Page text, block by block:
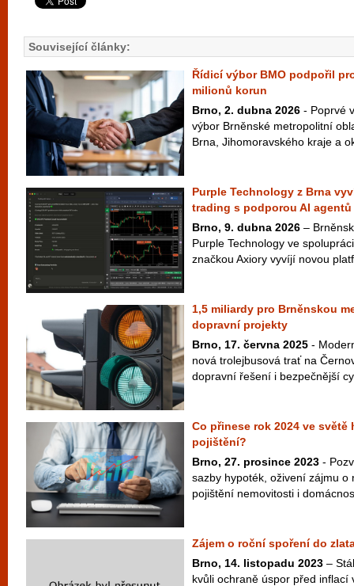
Související články:
Řídicí výbor BMO podpořil
milionů korun
Brno, 2. dubna 2026 - Poprvé
výbor Brněnské metropolitní
Brna, Jihomoravského kraje a
Purple Technology z Brna
trading s podporou AI agentů
Brno, 9. dubna 2026 –
Purple Technology ve
značkou Axiory vyvíjí novou
1,5 miliardy pro Brněnskou
dopravní projekty
Brno, 17. června 2025 -
nová trolejbusová trať na
dopravní řešení i bezpečnější
Co přinese rok 2024 ve světě
pojištění?
Brno, 27. prosince 2023 -
sazby hypoték, oživení zájmu o
pojištění nemovitosti i
Zájem o roční spoření do
Brno, 14. listopadu 2023 –
kvůli ochraně úspor před inflací